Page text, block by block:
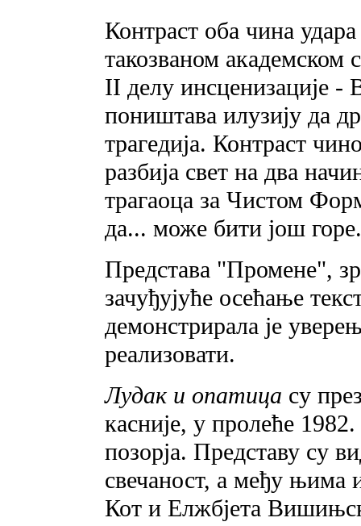
Контраст оба чина
такозваном академском
II делу инсценизације -
поништава илузију да
трагедија. Контраст
разбија свет на два
трагаоца за Чистом
да... може бити још горе.
Представа "Промене",
зачуђујуће осећање
демонстрирала је
реализовати.
Лудак и опатица су
касније, у пролеће
позорја. Представу су
свечаност, a међу њима
Кот и Елжбјета